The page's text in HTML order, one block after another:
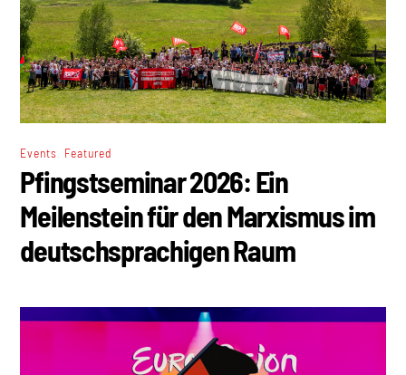
Events Featured
Pfingstseminar 2026: Ein
Meilenstein für den Marxismus im
deutschsprachigen Raum